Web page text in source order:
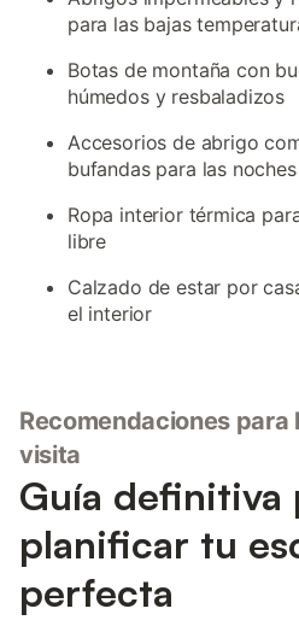
para las bajas
Botas de montaña con
húmedos y resbaladizos
Accesorios de abrigo
bufandas para las
Ropa interior térmica
libre
Calzado de estar por
el interior
Recomendaciones para
visita
Guía definitiva
planificar tu
perfecta